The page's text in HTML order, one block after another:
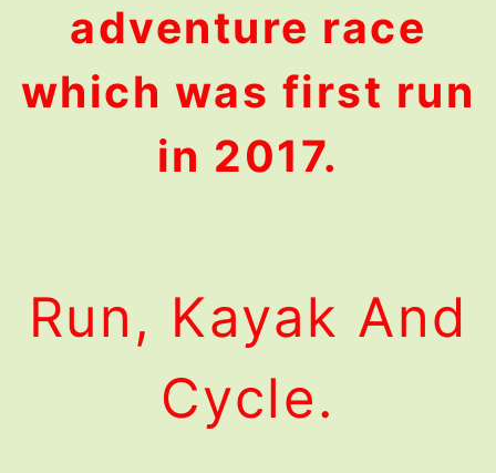
adventure race
which was first run
in 2017.
Run, Kayak And
Cycle.